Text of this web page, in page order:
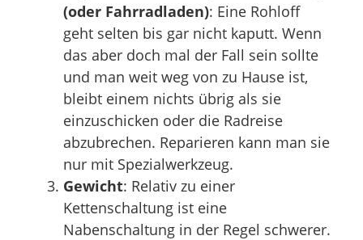
(oder Fahrradladen): Eine Rohloff
geht selten bis gar nicht kaputt. Wenn
das aber doch mal der Fall sein sollte
und man weit weg von zu Hause ist,
bleibt einem nichts übrig als sie
einzuschicken oder die Radreise
abzubrechen. Reparieren kann man sie
nur mit Spezialwerkzeug.
Gewicht: Relativ zu einer
Kettenschaltung ist eine
Nabenschaltung in der Regel schwerer.